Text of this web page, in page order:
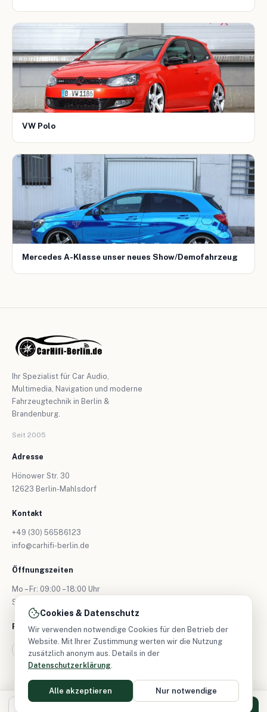
VW Polo
Mercedes A-Klasse unser neues Show/Demofahrzeug
Ihr Spezialist für Car Audio,
Multimedia, Navigation und moderne
Fahrzeugtechnik in Berlin &
Brandenburg.
Seit 2005
Adresse
Hönower Str. 30
12623 Berlin-Mahlsdorf
Kontakt
+49 (30) 56586123
info@carhifi-berlin.de
Öffnungszeiten
Mo – Fr: 09:00 – 18:00 Uhr
Sa: nur nach Vereinbarung
Folgen Sie uns
© 2026 CarHifi-Berlin – Alle Rechte vorbehalten.
Impressum
Cookies & Datenschutz
Wir verwenden notwendige Cookies für den Betrieb der
Website. Mit Ihrer Zustimmung werten wir die Nutzung
zusätzlich anonym aus. Details in der
Datenschutzerklärung.
Alle akzeptieren Nur notwendige